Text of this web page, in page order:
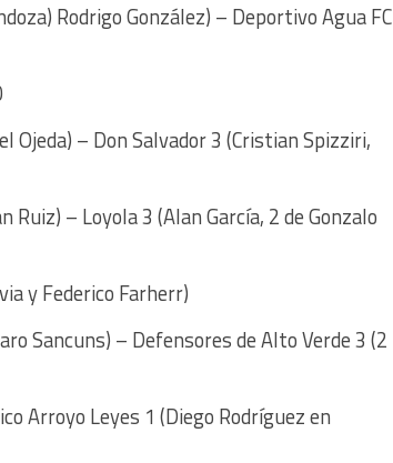
Rodrigo González) – Deportivo Agua FC
Ojeda) – Don Salvador 3 (Cristian Spizziri,
– Loyola 3 (Alan García, 2 de Gonzalo
y Federico Farherr)
Sancuns) – Defensores de Alto Verde 3 (2
Arroyo Leyes 1 (Diego Rodríguez en